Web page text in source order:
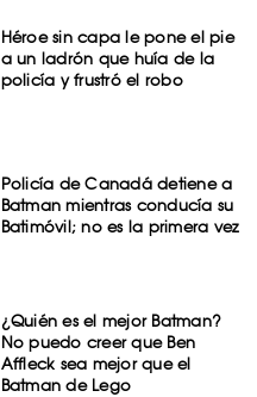
Héroe sin capa le pone el pie
a un ladrón que huía de la
policía y frustró el robo
Policía de Canadá detiene a
Batman mientras conducía su
Batimóvil; no es la primera vez
¿Quién es el mejor Batman?
No puedo creer que Ben
Affleck sea mejor que el
Batman de Lego